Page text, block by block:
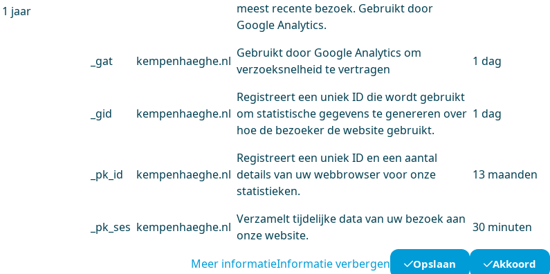
1 jaar
meest recente bezoek. Gebruikt door
Google Analytics.
_gat kempenhaeghe.nl
Gebruikt door Google Analytics om
verzoeksnelheid te vertragen
1 dag
_gid kempenhaeghe.nl
Registreert een uniek ID die wordt gebruikt
om statistische gegevens te genereren over
hoe de bezoeker de website gebruikt.
1 dag
_pk_id kempenhaeghe.nl
Registreert een uniek ID en een aantal
details van uw webbrowser voor onze
statistieken.
13 maanden
_pk_ses kempenhaeghe.nl
Verzamelt tijdelijke data van uw bezoek aan
onze website.
30 minuten
Meer informatieInformatie verbergen Opslaan Akkoord